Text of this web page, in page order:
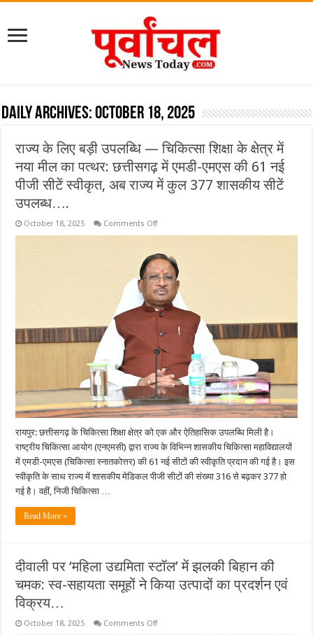
Daily Archives:October 18, 2025
राज्य के लिए बड़ी उपलब्धि — चिकित्सा शिक्षा के क्षेत्र में
नया मील का पत्थर: छत्तीसगढ़ में एमडी-एमएस की 61 नई
पीजी सीटें स्वीकृत, अब राज्य में कुल 377 शासकीय सीटें
उपलब्ध….
October 18, 2025 Comments Offon
बड़ी
उपलब्धि
—
चिकित्सा
शिक्षा
के
क्षेत्र
नया
का
छत्तीसगढ़
में
एमडी-
एमएस
की
61
पीजी
सीटें
स्वीकृत,
अब
राज्य
में
रायपुर: छत्तीसगढ़ के चिकित्सा शिक्षा क्षेत्र को एक और ऐतिहासिक उपलब्धि मिली है।
राष्ट्रीय चिकित्सा आयोग (एनएमसी) द्वारा राज्य के विभिन्न शासकीय चिकित्सा महाविद्यालयों
में एमडी-एमएस (चिकित्सा स्नातकोत्तर) की 61 नई सीटों की स्वीकृति प्रदान की गई है। इस
स्वीकृति के साथ राज्य में शासकीय मेडिकल पीजी सीटों की संख्या 316 से बढ़कर 377 हो
गई है। वहीं, निजी चिकित्सा …
Read More »
दीवाली पर ‘महिला उद्यमिता स्टॉल’ में झलकी बिहान की
चमक: स्व-सहायता समूहों ने किया उत्पादों का प्रदर्शन एवं
विक्रय…
October 18, 2025 Comments Offon